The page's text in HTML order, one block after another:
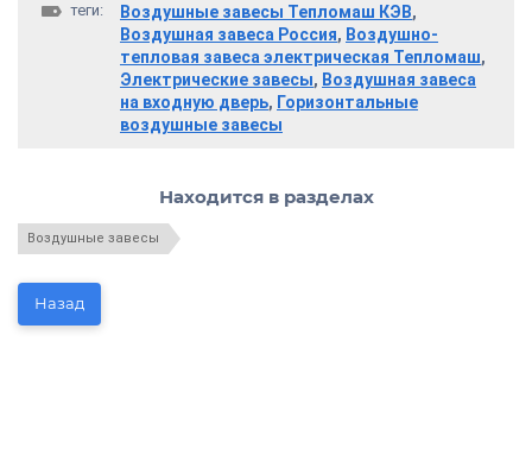
теги: Воздушные завесы Тепломаш КЭВ,
Воздушная завеса Россия, Воздушно-
тепловая завеса электрическая Тепломаш,
Электрические завесы, Воздушная завеса
на входную дверь, Горизонтальные
воздушные завесы
Находится в разделах
Воздушные завесы
Назад